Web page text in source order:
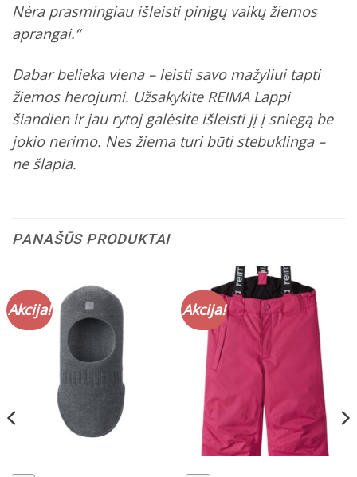
Nėra prasmingiau išleisti pinigų vaikų žiemos
aprangai.“
Dabar belieka viena – leisti savo mažyliui tapti
žiemos herojumi. Užsakykite REIMA Lappi
šiandien ir jau rytoj galėsite išleisti jį į sniegą be
jokio nerimo. Nes žiema turi būti stebuklinga –
ne šlapia.
PANAŠŪS PRODUKTAI
Akcija! Akcija!